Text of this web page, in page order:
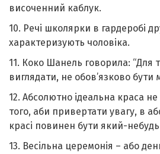
височенний каблук.
10. Речі школярки в гардеробі
характеризують чоловіка.
11. Коко Шaнель говорила: “Для
виглядати, не обов’язково бути
12. Абсолютно ідеальна краса
того, аби привертати увагу, в
красі повинен бути який-
13. Весільна церемонія – або